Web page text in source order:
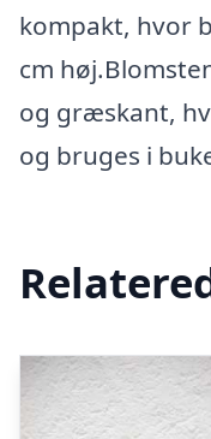
kompakt, hvor
cm
og græskant,
og bruges i